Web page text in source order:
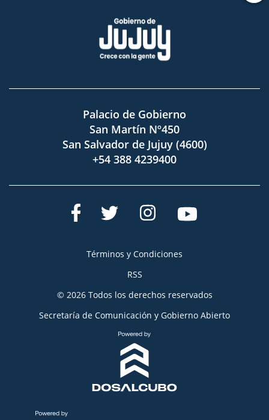
Palacio de Gobierno
San Martín Nº450
San Salvador de Jujuy (4600)
+54 388 4239400
Términos y Condiciones
RSS
© 2026 Todos los derechos reservados
Secretaría de Comunicación y Gobierno Abierto